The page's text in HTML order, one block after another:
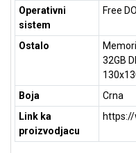
SVE
ZA
KUĆU
BICIKLE
FITNES
Operativni
sistem
Free
Ostalo
32GB
Boja
Crna
Link ka
proizvodjacu
https://